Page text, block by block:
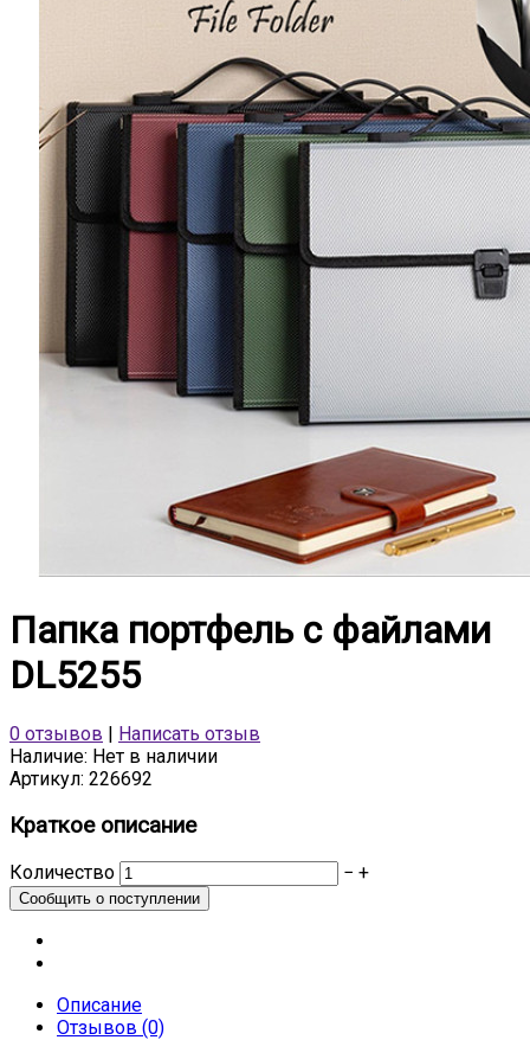
Папка портфель с файлами
DL5255
0 отзывов
Написать отзыв
Наличие: Нет в наличии
Артикул: 226692
Краткое описание
Количество − +
Описание
Отзывов (0)